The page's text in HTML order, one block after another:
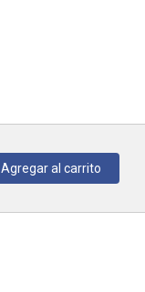
Agregar al carrito